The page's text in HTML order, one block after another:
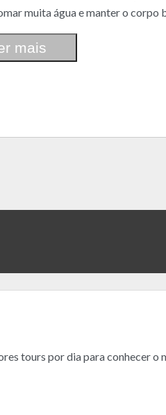
muita água e manter o corpo
mais
tours por dia para conhecer o